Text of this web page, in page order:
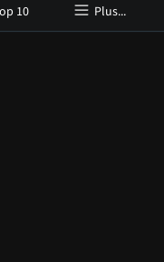
10 Plus...